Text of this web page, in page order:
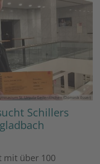
St. Ursula Geilenkirchen (Dominik Esser)
Schillers
mit über 100